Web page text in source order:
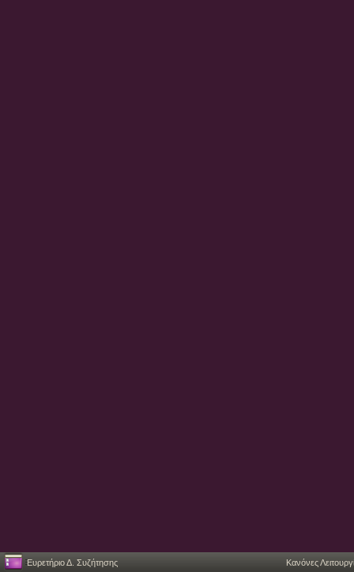
Ευρετήριο Δ. Συζήτησης Κανόνες